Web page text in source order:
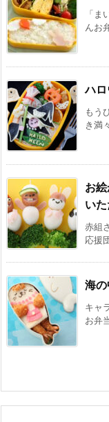
「
んお
ハ
もう
き満
お
い
赤組
応援
海
キャ
お弁